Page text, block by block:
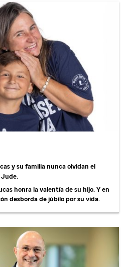
y su familia nunca olvidan el
Jude.
honra la valentía de su hijo. Y en
desborda de júbilo por su vida.